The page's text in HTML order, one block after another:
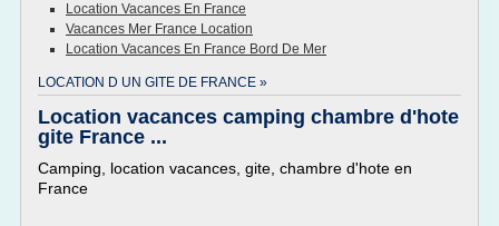
Location Vacances En France
Vacances Mer France Location
Location Vacances En France Bord De Mer
LOCATION D UN GITE DE FRANCE »
Location vacances camping chambre d'hote
gite France ...
Camping, location vacances, gite, chambre d'hote en
France